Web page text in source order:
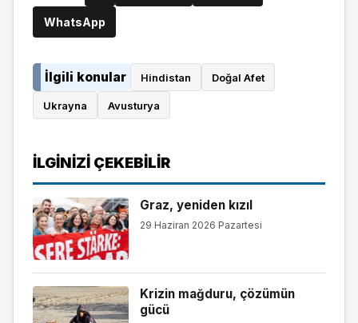
WhatsApp
İlgili konular Hindistan Doğal Afet
Ukrayna Avusturya
İLGINIZI ÇEKEBILIR
Graz, yeniden kızıl
29 Haziran 2026 Pazartesi
Krizin mağduru, çözümün
gücü